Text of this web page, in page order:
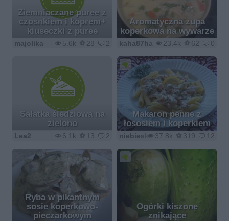
Ziemniaczane puree z
czosnkiem i koprem+
kluseczki z puree
5.6k 28 2
majolika
Aromatyczna zupa
koperkowa na wywarze
23.4k 62 0
kaha87ha
Sałatka śledziowa na
zielono
6.1k 13 2
Lea2
Makaron penne z
łososiem i koperkiem
37.8k 319 12
niebieska-różyczka
Ryba w pikantnym
sosie koperkowo-
pieczarkowym
Ogórki kiszone
znikające